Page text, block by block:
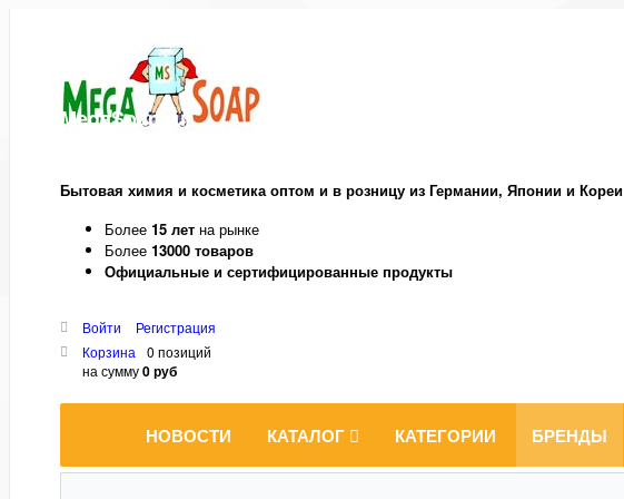
MegaSoap.ru
Бытовая химия и косметика оптом и в розницу из Германии, Японии и Кореи
Более 15 лет на рынке
Более 13000 товаров
Официальные и сертифицированные продукты
Войти
Регистрация
Корзина
0 позиций
на сумму0 руб
НОВОСТИ КАТАЛОГ КАТЕГОРИИ БРЕНДЫ